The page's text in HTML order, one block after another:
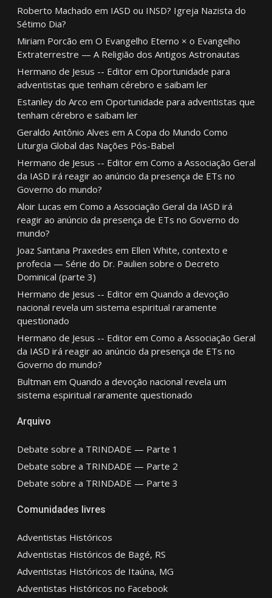
Roberto Machado em IASD ou INSD? Igreja Nazista do
Sétimo Dia?
Miriam Porcão em O Evangelho Eterno × o Evangelho
Extraterrestre — A Religião dos Antigos Astronautas
Hermano de Jesus -- Editorem Oportunidade para
adventistas que tenham cérebro e saibam ler
Estanley do Arco em Oportunidade para adventistas que
tenham cérebro e saibam ler
Geraldo Antônio Alves em A Copa do Mundo Como
Liturgia Global das Nações Pós-Babel
Hermano de Jesus -- Editorem Como a Associação Geral
da IASD irá reagir ao anúncio da presença de ETs no
Governo do mundo?
Aloir Lucas em Como a Associação Geral da IASD irá
reagir ao anúncio da presença de ETs no Governo do
mundo?
Joaz Santana Praxedes em Ellen White, contexto e
profecia — Série do Dr. Paulien sobre o Decreto
Dominical (parte 3)
Hermano de Jesus -- Editorem Quando a devoção
nacional revela um sistema espiritual raramente
questionado
Hermano de Jesus -- Editorem Como a Associação Geral
da IASD irá reagir ao anúncio da presença de ETs no
Governo do mundo?
Bultman em Quando a devoção nacional revela um
sistema espiritual raramente questionado
Arquivo
Debate sobre a TRINDADE — Parte 1
Debate sobre a TRINDADE — Parte 2
Debate sobre a TRINDADE — Parte 3
Comunidades livres
Adventistas Históricos
Adventistas Históricos de Bagé, RS
Adventistas Históricos de Itaúna, MG
Adventistas Históricos no Facebook